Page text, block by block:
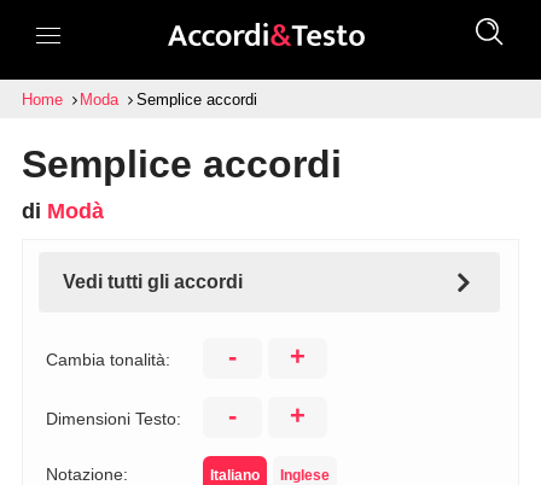
Home Moda Semplice accordi
Semplice accordi
di Modà
Vedi tutti gli accordi
Cambia tonalità: - +
Dimensioni Testo: - +
Notazione: Italiano Inglese